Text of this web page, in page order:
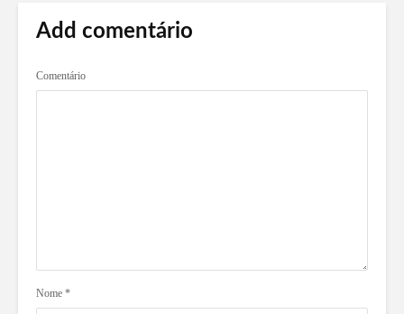
Add comentário
Comentário
Nome *